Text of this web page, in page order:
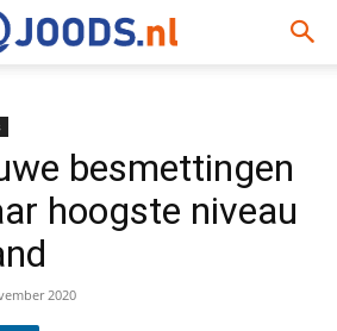
besmettingen
hoogste niveau
2020